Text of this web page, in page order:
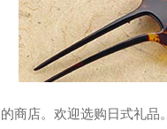
商店。欢迎选购日式礼品。